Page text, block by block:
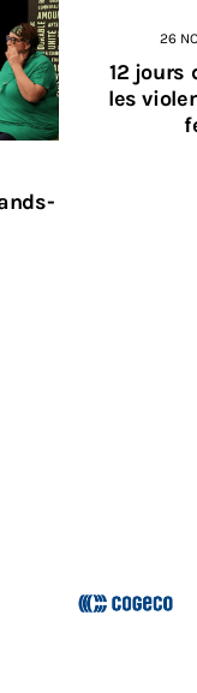
26
12 jours
les